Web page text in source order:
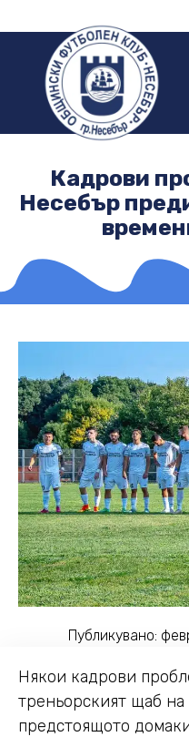
Кадрови
Несебър
Публикувано:
Някои кадрови
треньорският щаб
предстоящото